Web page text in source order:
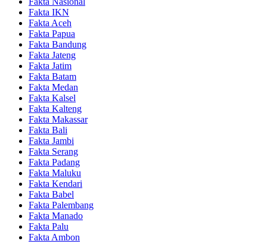
Fakta IKN
Fakta Aceh
Fakta Papua
Fakta Bandung
Fakta Jateng
Fakta Jatim
Fakta Batam
Fakta Medan
Fakta Kalsel
Fakta Kalteng
Fakta Makassar
Fakta Bali
Fakta Jambi
Fakta Serang
Fakta Padang
Fakta Maluku
Fakta Kendari
Fakta Babel
Fakta Palembang
Fakta Manado
Fakta Palu
Fakta Ambon